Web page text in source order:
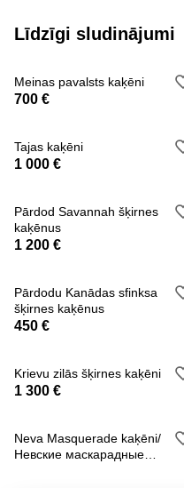
Līdzīgi sludinājumi
Meinas pavalsts kaķēni
700 €
Tajas kaķēni
1 000 €
Pārdod Savannah šķirnes
kaķēnus
1 200 €
Pārdodu Kanādas sfinksa
šķirnes kaķēnus
450 €
Krievu zilās šķirnes kaķēni
1 300 €
Neva Masquerade kaķēni/
Невские маскарадные